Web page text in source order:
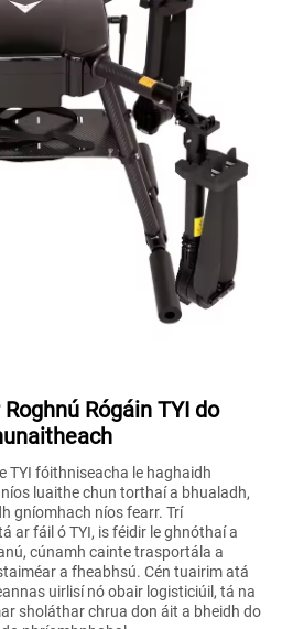
Rógáin TYI do
TYI fóithniseacha le haghaidh
luaithe chun torthaí a bhualadh,
gníomhach níos fearr. Trí
ar fáil ó TYI, is féidir le ghnóthaí a
cúnamh cainte trasportála a
a fheabhsú. Cén tuairim atá
uirlisí nó obair logisticiúil, tá na
sholáthar chrua don áit a bheidh do